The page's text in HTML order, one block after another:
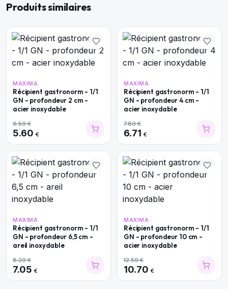
Produits similaires
MAXIMA
Récipient gastronorm - 1/1
GN - profondeur 2 cm -
acier inoxydable
6.59€
5.60 €
MAXIMA
Récipient gastronorm - 1/1
GN - profondeur 4 cm -
acier inoxydable
7.89€
6.71 €
MAXIMA
Récipient gastronorm - 1/1
GN - profondeur 6,5 cm -
areil inoxydable
8.29€
7.05 €
MAXIMA
Récipient gastronorm - 1/1
GN - profondeur 10 cm -
acier inoxydable
12.59€
10.70 €